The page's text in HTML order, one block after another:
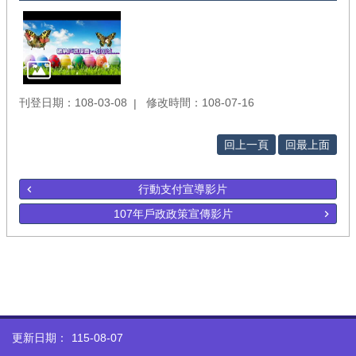
刊登日期：108-03-08 修改時間：108-07-16
回上一頁 回最上面
行動支付宣導影片
107年戶政政策宣傳影片
更新日期：
115-08-07